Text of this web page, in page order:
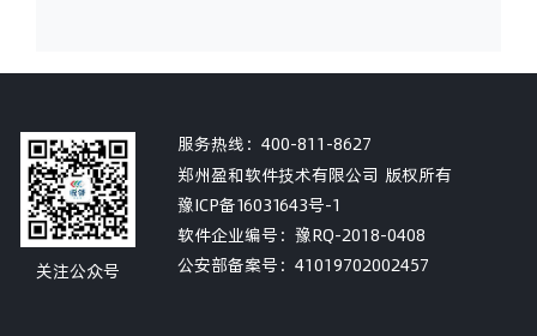
关注公众号
服务热线： 400-811-8627
郑州盈和软件技术有限公司 版权所有
豫ICP备16031643号-1
软件企业编号：豫RQ-2018-0408
公安部备案号： 41019702002457